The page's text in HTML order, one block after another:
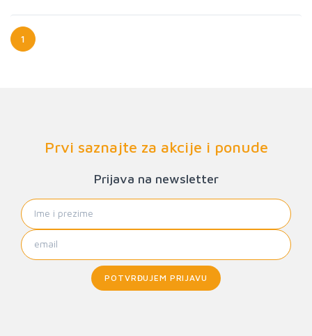
1
Prvi saznajte za akcije i ponude
Prijava na newsletter
POTVRĐUJEM PRIJAVU